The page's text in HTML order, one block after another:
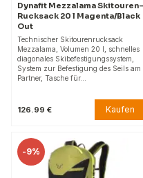
Dynafit Mezzalama Skitouren-
Rucksack 20 l Magenta/Black
Out
Technischer Skitourenrucksack
Mezzalama, Volumen 20 l, schnelles
diagonales Skibefestigungssystem,
System zur Befestigung des Seils am
Partner, Tasche für…
126.99 € Kaufen
-9%